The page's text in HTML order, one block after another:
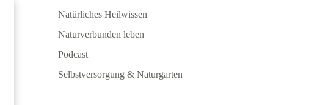
Natürliches Heilwissen
Naturverbunden leben
Podcast
Selbstversorgung & Naturgarten